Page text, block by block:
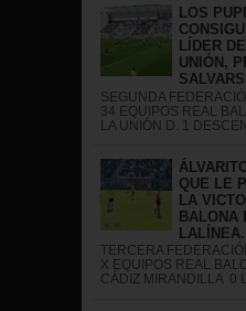
LOS
LÍDER
UNIÓN,
SEGUNDA
34 EQUIPOS REAL
LA UNIÓN D. 1
QUE LE
LA
BALONA
LALÍNEA.
TERCERA
X EQUIPOS REAL
CÁDIZ MIRANDILLA 0